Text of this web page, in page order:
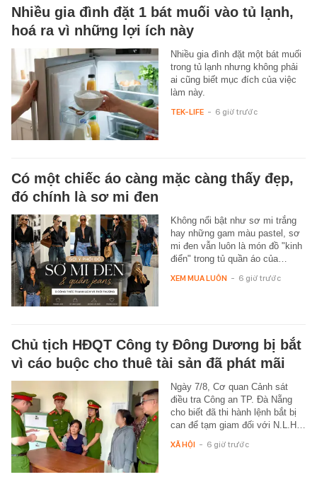
Nhiều gia đình đặt 1 bát muối vào tủ lạnh,
hoá ra vì những lợi ích này
Nhiều gia đình đặt một bát muối
trong tủ lạnh nhưng không phải
ai cũng biết mục đích của việc
làm này.
TEK-LIFE - 6 giờ trước
Có một chiếc áo càng mặc càng thấy đẹp,
đó chính là sơ mi đen
Không nổi bật như sơ mi trắng
hay những gam màu pastel, sơ
mi đen vẫn luôn là món đồ "kinh
điển" trong tủ quần áo của…
XEM MUA LUÔN - 6 giờ trước
Chủ tịch HĐQT Công ty Đông Dương bị bắt
vì cáo buộc cho thuê tài sản đã phát mãi
Ngày 7/8, Cơ quan Cảnh sát
điều tra Công an TP. Đà Nẵng
cho biết đã thi hành lệnh bắt bị
can để tạm giam đối với N.L.H…
XÃ HỘI - 6 giờ trước